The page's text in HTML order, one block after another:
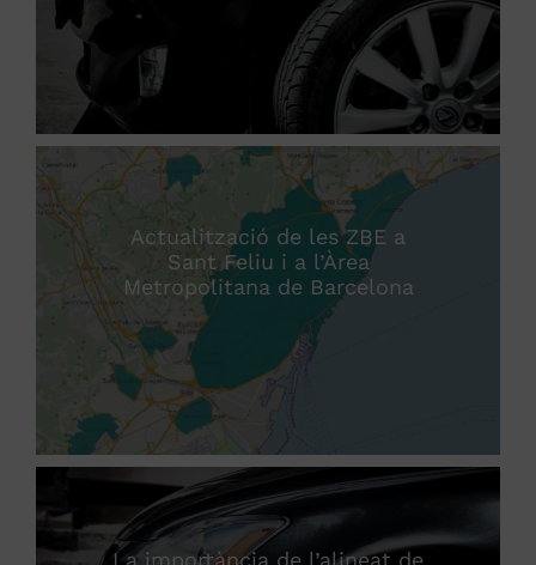
Actualització de les ZBE a
Sant Feliu i a l’Àrea
Metropolitana de Barcelona
La importància de l’alineat de